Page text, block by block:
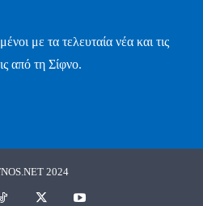
με τα τελευταία νέα και τις
από τη Σίφνο.
2024